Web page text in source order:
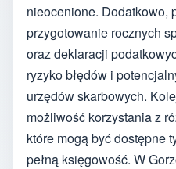
nieocenione. Dodatkowo,
przygotowanie rocznych
oraz deklaracji
ryzyko błędów i
urzędów skarbowych.
możliwość korzystania z
które mogą być dostępne
pełną księgowość. W